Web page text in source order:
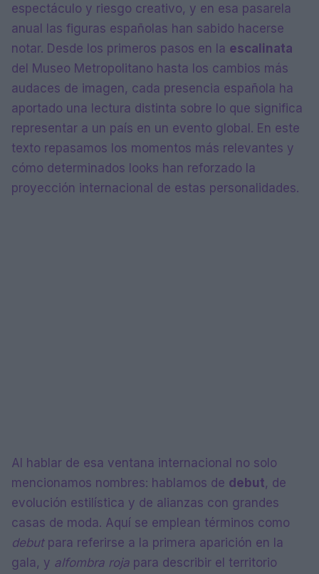
espectáculo y riesgo creativo, y en esa pasarela
anual las figuras españolas han sabido hacerse
notar. Desde los primeros pasos en la escalinata
del Museo Metropolitano hasta los cambios más
audaces de imagen, cada presencia española ha
aportado una lectura distinta sobre lo que significa
representar a un país en un evento global. En este
texto repasamos los momentos más relevantes y
cómo determinados looks han reforzado la
proyección internacional de estas personalidades.
Al hablar de esa ventana internacional no solo
mencionamos nombres: hablamos de debut, de
evolución estilística y de alianzas con grandes
casas de moda. Aquí se emplean términos como
debutpara referirse a la primera aparición en la
gala, y alfombra roja para describir el territorio